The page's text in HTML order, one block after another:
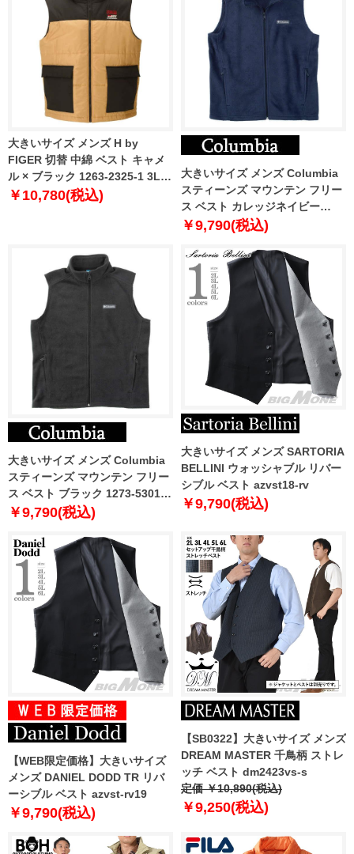
大きいサイズ メンズ H by
FIGER 切替 中綿 ベスト キャメ
ル × ブラック 1263-2325-1 3L
4L 5L 6L 8L
￥10,780(税込)
大きいサイズ メンズ Columbia
スティーンズ マウンテン フリー
ス ベスト カレッジネイビー
1273-5301-1 1X 2X 3X 4X 5X 6X
￥9,790(税込)
大きいサイズ メンズ Columbia
スティーンズ マウンテン フリー
ス ベスト ブラック 1273-5301-2
1X 2X 3X 4X 5X 6X
￥9,790(税込)
大きいサイズ メンズ SARTORIA
BELLINI ウォッシャブル リバー
シブル ベスト azvst18-rv
￥9,790(税込)
【WEB限定価格】大きいサイズ
メンズ DANIEL DODD TR リバ
ーシブル ベスト azvst-rv19
￥9,790(税込)
【SB0322】大きいサイズ メンズ
DREAM MASTER 千鳥柄 ストレ
ッチ ベスト dm2423vs-s
定価 ￥10,890(税込)
￥9,250(税込)